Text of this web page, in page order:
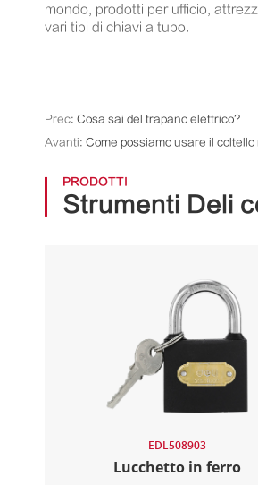
mondo, prodotti per ufficio,
vari tipi di chiavi a tubo.
Prec: Cosa sai del trapano elettrico?
Avanti: Come possiamo usare il coltello
PRODOTTI
Strumenti Deli
EDL508903
Lucchetto in ferro